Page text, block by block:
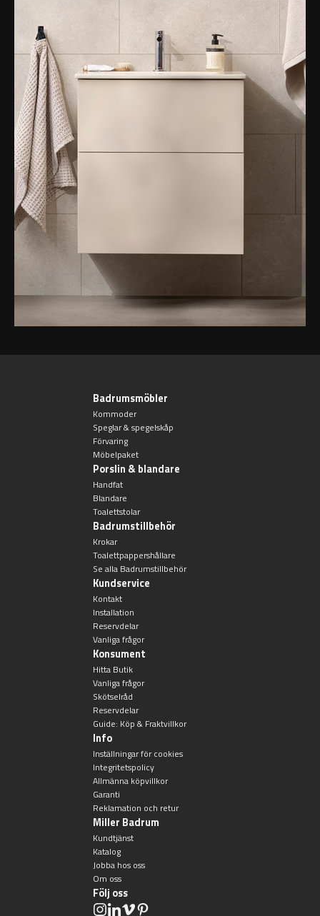
Badrumsmöbler
Kommoder
Speglar & spegelskåp
Förvaring
Möbelpaket
Porslin & blandare
Handfat
Blandare
Toalettstolar
Badrumstillbehör
Krokar
Toalettpappershållare
Se alla Badrumstillbehör
Kundservice
Kontakt
Installation
Reservdelar
Vanliga frågor
Konsument
Hitta Butik
Vanliga frågor
Skötselråd
Reservdelar
Guide: Köp & Fraktvillkor
Info
Inställningar för cookies
Integritetspolicy
Allmänna köpvillkor
Garanti
Reklamation och retur
Miller Badrum
Kundtjänst
Katalog
Jobba hos oss
Om oss
Följ oss